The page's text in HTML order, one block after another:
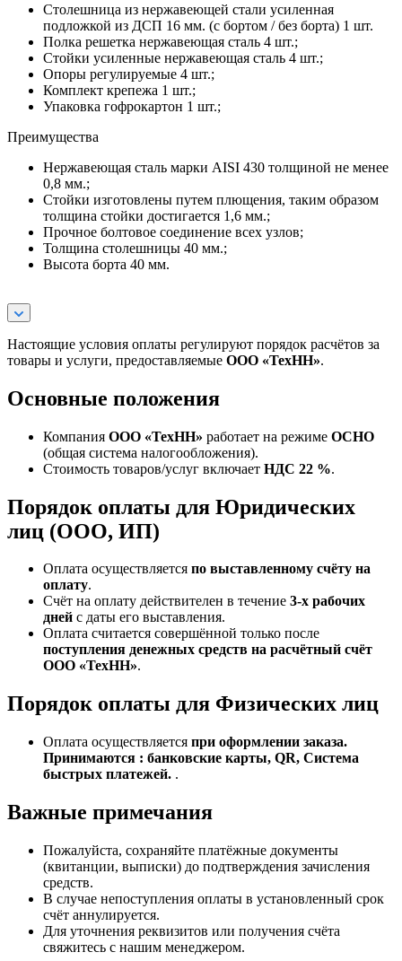
Столешница из нержавеющей стали усиленная
подложкой из ДСП 16 мм. (с бортом / без борта) 1 шт.
Полка решетка нержавеющая сталь 4 шт.;
Стойки усиленные нержавеющая сталь 4 шт.;
Опоры регулируемые 4 шт.;
Комплект крепежа 1 шт.;
Упаковка гофрокартон 1 шт.;
Преимущества
Нержавеющая сталь марки AISI 430 толщиной не менее
0,8 мм.;
Стойки изготовлены путем плющения, таким образом
толщина стойки достигается 1,6 мм.;
Прочное болтовое соединение всех узлов;
Толщина столешницы 40 мм.;
Высота борта 40 мм.
Настоящие условия оплаты регулируют порядок расчётов за
товары и услуги, предоставляемые ООО «ТехНН».
Основные положения
Компания ООО «ТехНН» работает на режиме ОСНО
(общая система налогообложения).
Стоимость товаров/услуг включает НДС 22 %.
Порядок оплаты для Юридических
лиц (ООО, ИП)
Оплата осуществляется по выставленному счёту на
оплату.
Счёт на оплату действителен в течение 3‑х рабочих
дней с даты его выставления.
Оплата считается совершённой только после
поступления денежных средств на расчётный счёт
ООО «ТехНН».
Порядок оплаты для Физических лиц
Оплата осуществляется при оформлении заказа.
Принимаются : банковские карты, QR, Система
быстрых платежей. .
Важные примечания
Пожалуйста, сохраняйте платёжные документы
(квитанции, выписки) до подтверждения зачисления
средств.
В случае непоступления оплаты в установленный срок
счёт аннулируется.
Для уточнения реквизитов или получения счёта
свяжитесь с нашим менеджером.